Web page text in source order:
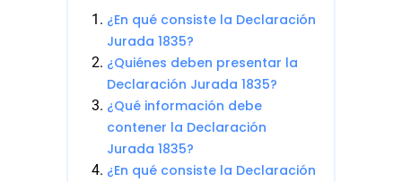
¿En qué consiste la Declaración
Jurada 1835?
¿Quiénes deben presentar la
Declaración Jurada 1835?
¿Qué información debe
contener la Declaración
Jurada 1835?
¿En qué consiste la Declaración